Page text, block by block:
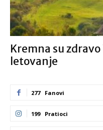
Kremna su
letovanje
277 Fanovi
199 Pratioci